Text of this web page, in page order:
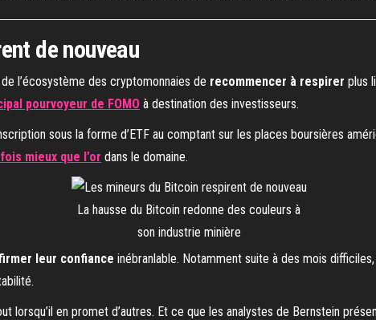
de nouveau
l’écosystème des cryptomonnaies de recommencer à respirer plus
pourvoyeur de FOMO à destination des investisseurs.
sous la forme d’ETF au comptant sur les places boursières
mieux que l’or dans le domaine.
La hausse du Bitcoin redonne des couleurs à
son industrie minière
leur confiance inébranlable. Notamment suite à des mois
lorsqu’il en promet d’autres. Et ce que les analystes de Bernstein